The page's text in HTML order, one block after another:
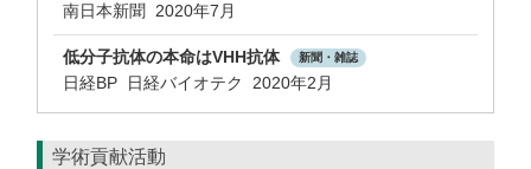
南日本新聞 2020年7月
低分⼦抗体の本命はVHH抗体 新聞・雑誌
日経BP 日経バイオテク 2020年2月
学術貢献活動